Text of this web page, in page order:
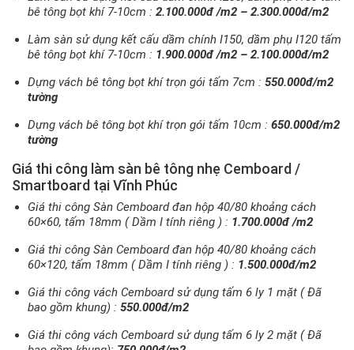
bê tông bọt khí 7-10cm : 2.100.000đ /m2 – 2.300.000đ/m2
Làm sàn sử dụng kết cấu dầm chính I150, dầm phụ I120 tấm
bê tông bọt khí 7-10cm : 1.900.000đ /m2 – 2.100.000đ/m2
Dựng vách bê tông bọt khí trọn gói tấm 7cm : 550.000đ/m2
tường
Dựng vách bê tông bọt khí trọn gói tấm 10cm : 650.000đ/m2
tường
Giá thi công làm sàn bê tông nhẹ Cemboard /
Smartboard tạiVĩnh Phúc
Giá thi công Sàn Cemboard đan hộp 40/80 khoảng cách
60×60, tấm 18mm ( Dầm I tính riêng ) : 1.700.000đ /m2
Giá thi công Sàn Cemboard đan hộp 40/80 khoảng cách
60×120, tấm 18mm ( Dầm I tính riêng ) : 1.500.000đ/m2
Giá thi công vách Cemboard sử dụng tấm 6 ly 1 mặt ( Đã
bao gồm khung) : 550.000đ/m2
Giá thi công vách Cemboard sử dụng tấm 6 ly 2 mặt ( Đã